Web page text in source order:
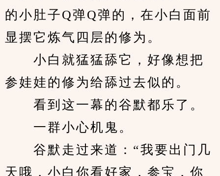
的小肚子Q弹Q弹的，在小白面前
显摆它炼气四层的修为。
小白就猛猛舔它，好像想把
参娃娃的修为给舔过去似的。
看到这一幕的谷默都乐了。
一群小心机鬼。
谷默走过来道：“我要出门几
天哦，小白你看好家，参宝，你